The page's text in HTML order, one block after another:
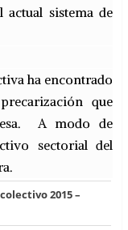
sistema de
ha encontrado
que
A modo de
sectorial del
2015 –